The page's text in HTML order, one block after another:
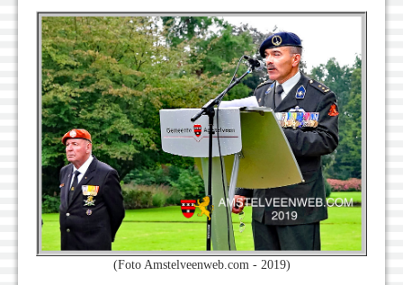
(Foto Amstelveenweb.com - 2019)